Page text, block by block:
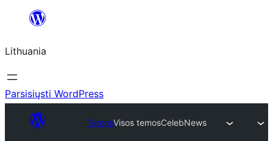
turinio
Lithuania
Parsisiųsti WordPress
TemosVisos temosCelebNews